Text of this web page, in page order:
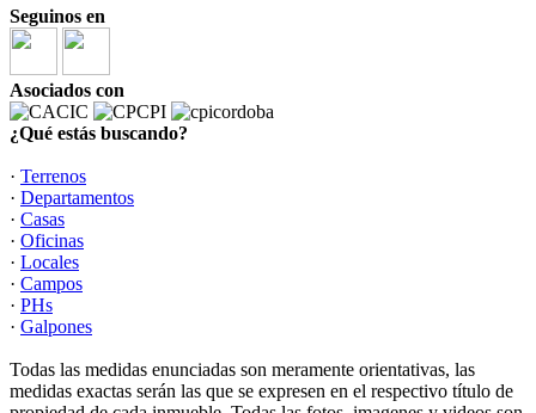
Seguinos en
Asociados con
¿Qué estás buscando?
· Terrenos
· Departamentos
· Casas
· Oficinas
· Locales
· Campos
· PHs
· Galpones
Todas las medidas enunciadas son meramente orientativas, las
medidas exactas serán las que se expresen en el respectivo título de